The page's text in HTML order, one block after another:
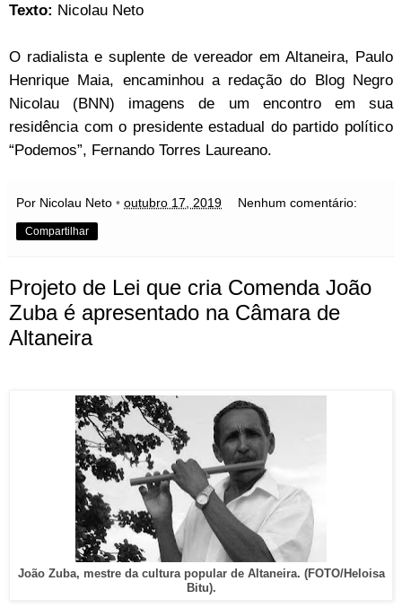
Texto: Nicolau Neto
O radialista e suplente de vereador em Altaneira, Paulo
Henrique Maia, encaminhou a redação do Blog Negro
Nicolau (BNN) imagens de um encontro em sua
residência com o presidente estadual do partido político
“Podemos”, Fernando Torres Laureano.
Por Nicolau Neto • outubro 17, 2019 Nenhum comentário:
Compartilhar
Projeto de Lei que cria Comenda João
Zuba é apresentado na Câmara de
Altaneira
João Zuba, mestre da cultura popular de Altaneira. (FOTO/Heloisa
Bitu).